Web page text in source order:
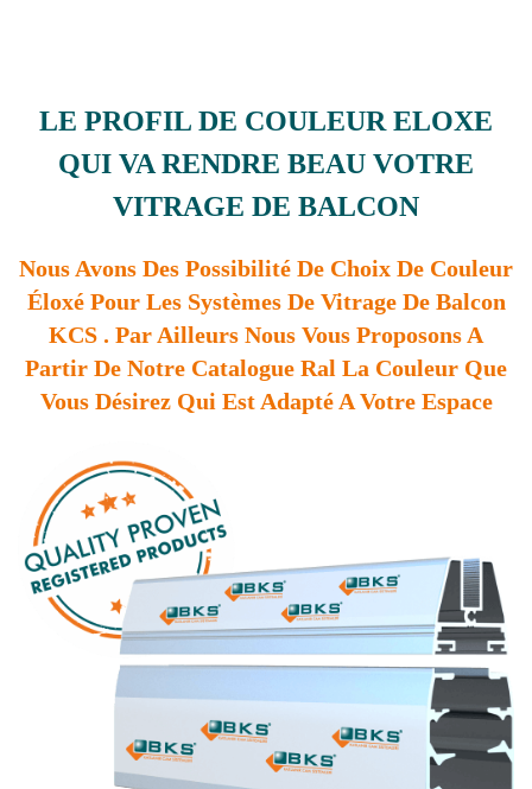
LE PROFIL DE COULEUR ELOXE
QUI VA RENDRE BEAU VOTRE
VITRAGE DE BALCON
Nous Avons Des Possibilité De Choix De Couleur
Éloxé Pour Les Systèmes De Vitrage De Balcon
KCS . Par Ailleurs Nous Vous Proposons A
Partir De Notre Catalogue Ral La Couleur Que
Vous Désirez Qui Est Adapté A Votre Espace